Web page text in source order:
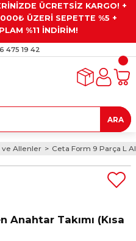
ÜCRETSİZ KARGO! +
ÜZERİ SEPETTE %5 +
%11 İNDİRİM!
475 19 42
ARA
Allenler Ceta Form 9 Parça L
Anahtar Takımı (Kısa